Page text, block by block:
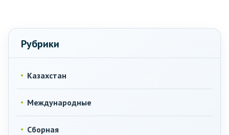
Рубрики
Казахстан
Международные
Сборная